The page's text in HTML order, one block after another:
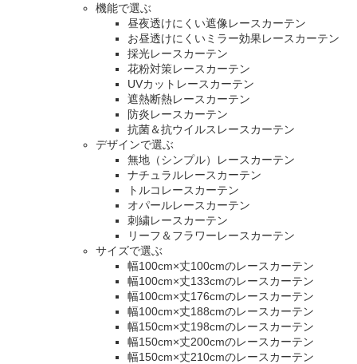
機能で選ぶ
昼夜透けにくい遮像レースカーテン
お昼透けにくいミラー効果レースカーテン
採光レースカーテン
花粉対策レースカーテン
UVカットレースカーテン
遮熱断熱レースカーテン
防炎レースカーテン
抗菌＆抗ウイルスレースカーテン
デザインで選ぶ
無地（シンプル）レースカーテン
ナチュラルレースカーテン
トルコレースカーテン
オパールレースカーテン
刺繍レースカーテン
リーフ＆フラワーレースカーテン
サイズで選ぶ
幅100cm×丈100cmのレースカーテン
幅100cm×丈133cmのレースカーテン
幅100cm×丈176cmのレースカーテン
幅100cm×丈188cmのレースカーテン
幅150cm×丈198cmのレースカーテン
幅150cm×丈200cmのレースカーテン
幅150cm×丈210cmのレースカーテン